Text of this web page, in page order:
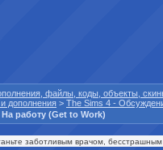
файлы, коды, объекты,
дополнения > The Sims 4 -
работу (Get to Work)
заботливым врачом,